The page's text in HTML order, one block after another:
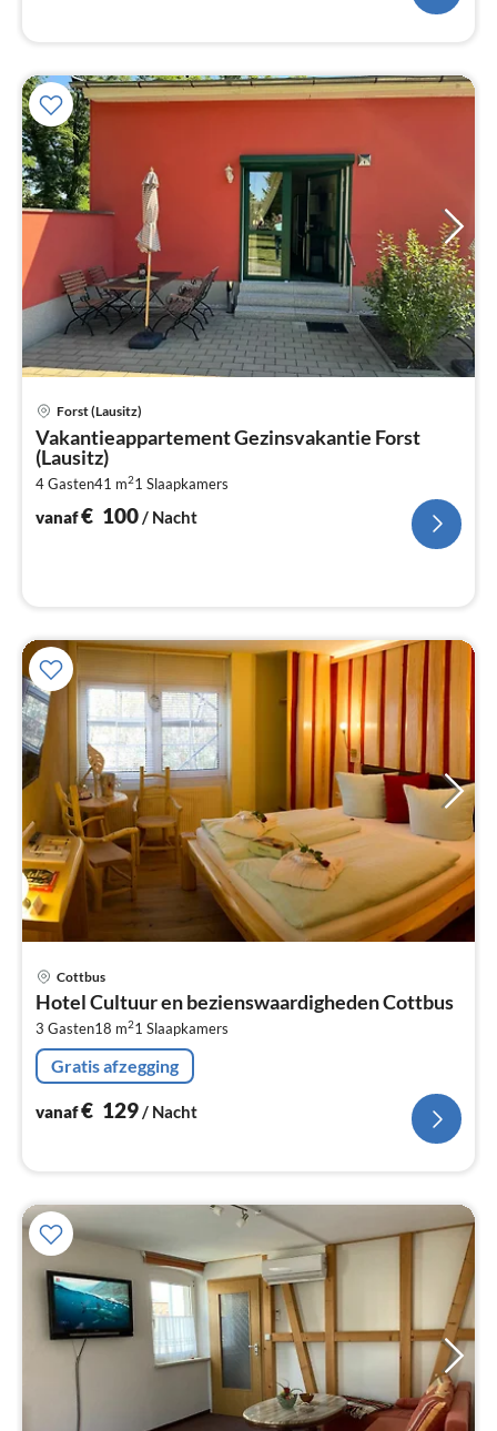
Forst (Lausitz)
Vakantieappartement Gezinsvakantie Forst
(Lausitz)
4 Gasten41 m21 Slaapkamers
vanaf€ 100/ Nacht
Cottbus
Hotel Cultuur en bezienswaardigheden Cottbus
3 Gasten18 m21 Slaapkamers
Gratis afzegging
vanaf€ 129/ Nacht